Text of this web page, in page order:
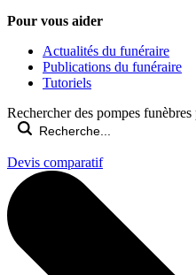
Pour vous aider
Actualités du funéraire
Publications du funéraire
Tutoriels
Rechercher des pompes
Devis comparatif